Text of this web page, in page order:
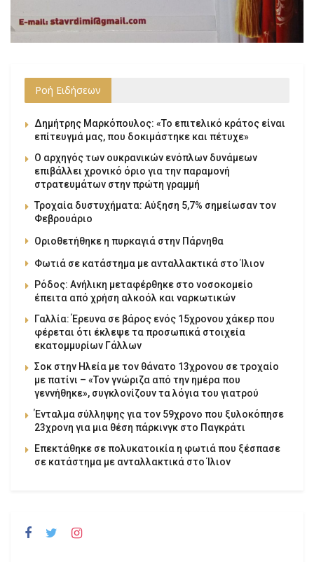
Ροή Ειδήσεων
Δημήτρης Μαρκόπουλος: «Το επιτελικό κράτος είναι
επίτευγμά μας, που δοκιμάστηκε και πέτυχε»
Ο αρχηγός των ουκρανικών ενόπλων δυνάμεων
επιβάλλει χρονικό όριο για την παραμονή
στρατευμάτων στην πρώτη γραμμή
Τροχαία δυστυχήματα: Αύξηση 5,7% σημείωσαν τον
Φεβρουάριο
Οριοθετήθηκε η πυρκαγιά στην Πάρνηθα
Φωτιά σε κατάστημα με ανταλλακτικά στο Ίλιον
Ρόδος: Ανήλικη μεταφέρθηκε στο νοσοκομείο
έπειτα από χρήση αλκοόλ και ναρκωτικών
Γαλλία: Έρευνα σε βάρος ενός 15χρονου χάκερ που
φέρεται ότι έκλεψε τα προσωπικά στοιχεία
εκατομμυρίων Γάλλων
Σοκ στην Ηλεία με τον θάνατο 13χρονου σε τροχαίο
με πατίνι – «Τον γνώριζα από την ημέρα που
γεννήθηκε», συγκλονίζουν τα λόγια του γιατρού
Ένταλμα σύλληψης για τον 59χρονο που ξυλοκόπησε
23χρονη για μια θέση πάρκινγκ στο Παγκράτι
Επεκτάθηκε σε πολυκατοικία η φωτιά που ξέσπασε
σε κατάστημα με ανταλλακτικά στο Ίλιον